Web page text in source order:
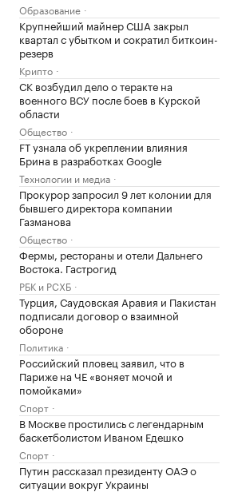
Образование
Крупнейший майнер США закрыл
квартал с убытком и сократил биткоин-
резерв
Крипто
СК возбудил дело о теракте на
военного ВСУ после боев в Курской
области
Общество
FT узнала об укреплении влияния
Брина в разработках Google
Технологии и медиа
Прокурор запросил 9 лет колонии для
бывшего директора компании
Газманова
Общество
Фермы, рестораны и отели Дальнего
Востока. Гастрогид
РБК и РСХБ
Турция, Саудовская Аравия и Пакистан
подписали договор о взаимной
обороне
Политика
Российский пловец заявил, что в
Париже на ЧЕ «воняет мочой и
помойками»
Спорт
В Москве простились с легендарным
баскетболистом Иваном Едешко
Спорт
Путин рассказал президенту ОАЭ о
ситуации вокруг Украины